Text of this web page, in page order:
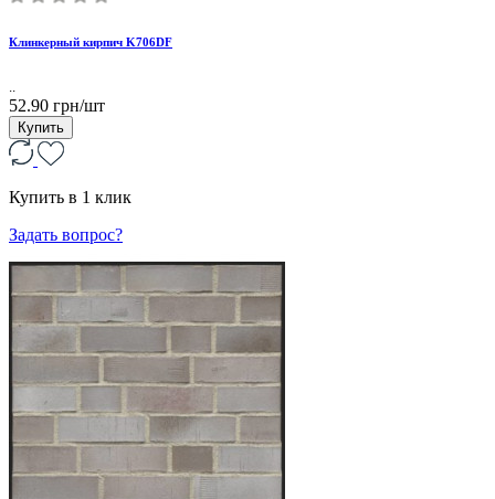
Клинкерный кирпич K706DF
52.90 грн/шт
Купить
Купить в 1 клик
Задать вопрос?